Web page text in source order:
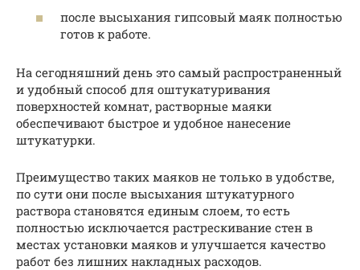
после высыхания гипсовый маяк полностью
готов к работе.
На сегодняшний день это самый распространенный
и удобный способ для оштукатуривания
поверхностей комнат, растворные маяки
обеспечивают быстрое и удобное нанесение
штукатурки.
Преимущество таких маяков не только в удобстве,
по сути они после высыхания штукатурного
раствора становятся единым слоем, то есть
полностью исключается растрескивание стен в
местах установки маяков и улучшается качество
работ без лишних накладных расходов.